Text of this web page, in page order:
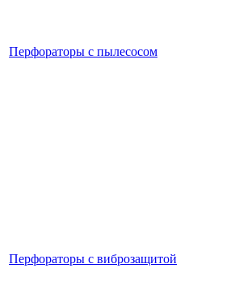
Перфораторы с пылесосом
Перфораторы с виброзащитой